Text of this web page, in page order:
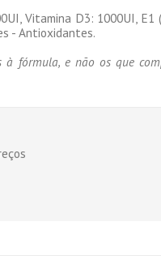
Vitamina D3: 1000UI, E1
- Antioxidantes.
à fórmula, e não os que